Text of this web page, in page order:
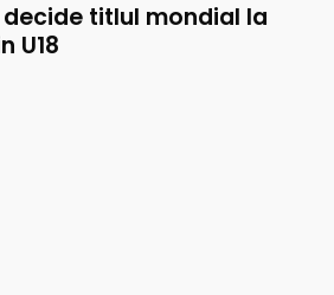
decide titlul mondial la
U18